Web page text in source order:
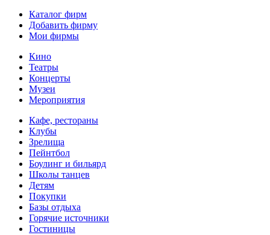
Каталог фирм
Добавить фирму
Мои фирмы
Кино
Театры
Концерты
Музеи
Мероприятия
Кафе, рестораны
Клубы
Зрелища
Пейнтбол
Боулинг и бильярд
Школы танцев
Детям
Покупки
Базы отдыха
Горячие источники
Гостиницы